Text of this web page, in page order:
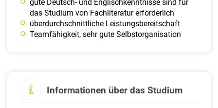
gute Deutsch- und Englischkenntnisse sind für
das Studium von Fachliteratur erforderlich
überdurchschnittliche Leistungsbereitschaft
Teamfähigkeit, sehr gute Selbstorganisation
Informationen über das Studium